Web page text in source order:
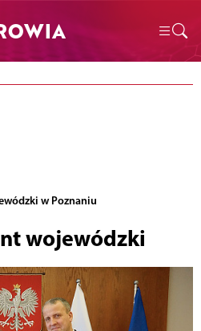
w Poznaniu
wojewódzki